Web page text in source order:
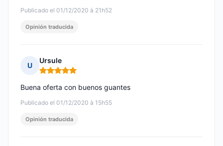
Publicado el 01/12/2020 à 21h52
Opinión traducida
U
Ursule
Nota: 5 de 5
Publicado el 01/12/2020 à 15h55
Buena oferta con buenos guantes
Opinión traducida